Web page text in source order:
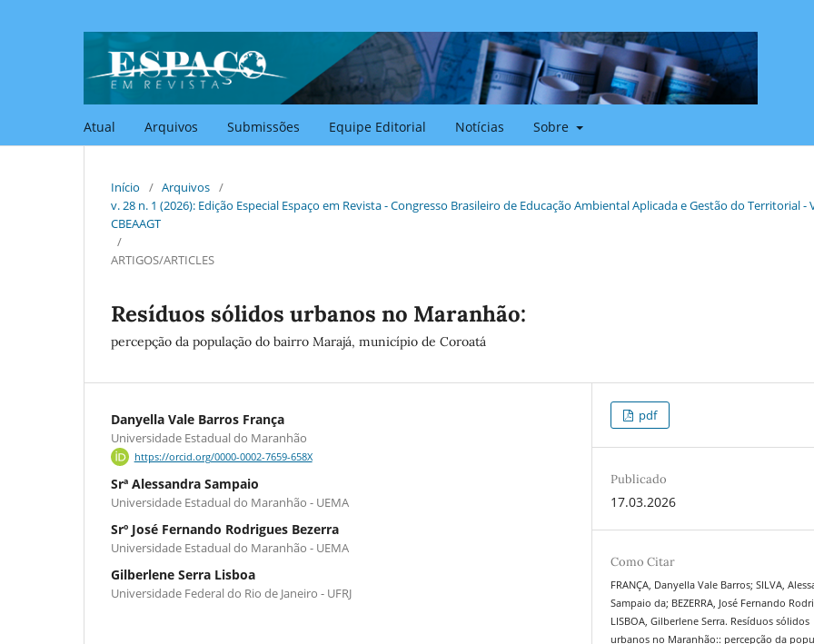
Atual Arquivos Submissões Equipe Editorial Notícias Sobre
Início / Arquivos /
v. 28 n. 1 (2026): Edição Especial Espaço em Revista - Congresso Brasileiro de Educação Ambiental Aplicada e Gestão do Territorial -
CBEAAGT
/
ARTIGOS/ARTICLES
Resíduos sólidos urbanos no Maranhão:
percepção da população do bairro Marajá, município de Coroatá
Danyella Vale Barros França
Universidade Estadual do Maranhão
https://orcid.org/0000-0002-7659-658X
Srª Alessandra Sampaio
Universidade Estadual do Maranhão - UEMA
Srº José Fernando Rodrigues Bezerra
Universidade Estadual do Maranhão - UEMA
Gilberlene Serra Lisboa
Universidade Federal do Rio de Janeiro - UFRJ
pdf
Publicado
17.03.2026
Como Citar
FRANÇA, Danyella Vale Barros; SILVA,
Sampaio da; BEZERRA, José Fernando
LISBOA, Gilberlene Serra. Resíduos sólidos
urbanos no Maranhão:: percepção da